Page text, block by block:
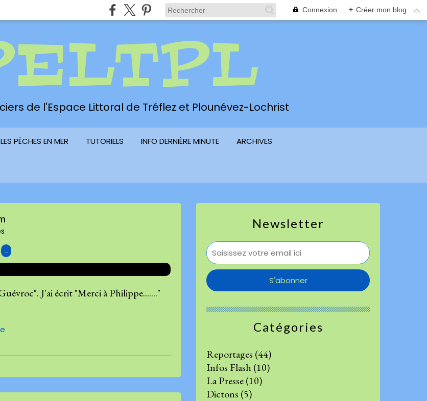
Connexion + Créer mon blog
de l'Espace Littoral de Tréflez et Plounévez-Lochrist
LES PÊCHES EN MER TUTORIELS INFO DERNIÈRE MINUTE ARCHIVES
…
J'ai écrit "Merci à Philippe......."
Newsletter
Catégories
Reportages (44)
Infos Flash (10)
La Presse(10)
Dictons (5)